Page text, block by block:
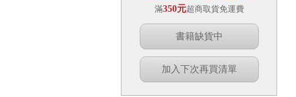
滿350元超商取貨免運費
書籍缺貨中
加入下次再買清單